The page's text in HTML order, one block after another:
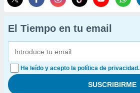
El Tiempo en tu email
He leído y acepto la política de privacidad.